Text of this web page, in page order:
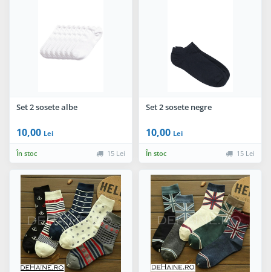
Set 2 sosete albe
10,00 Lei
În stoc 15 Lei
Set 2 sosete negre
10,00 Lei
În stoc 15 Lei